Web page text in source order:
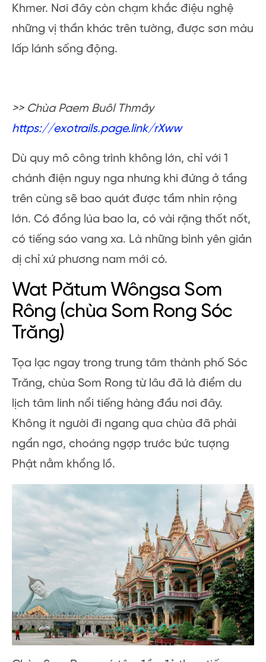
Khmer. Nơi đây còn chạm khắc điệu nghệ
những vị thần khác trên tường, được sơn màu
lấp lánh sống động.
>> Chùa Paem Buôl Thmây
https://exotrails.page.link/rXww
Dù quy mô công trình không lớn, chỉ với 1
chánh điện nguy nga nhưng khi đứng ở tầng
trên cùng sẽ bao quát được tầm nhìn rộng
lớn. Có đồng lúa bao la, có vài rặng thốt nốt,
có tiếng sáo vang xa. Là những bình yên giản
dị chỉ xứ phương nam mới có.
Wat Pătum Wôngsa Som
Rông (chùa Som Rong Sóc
Trăng)
Tọa lạc ngay trong trung tâm thành phố Sóc
Trăng, chùa Som Rong từ lâu đã là điểm du
lịch tâm linh nổi tiếng hàng đầu nơi đây.
Không ít người đi ngang qua chùa đã phải
ngẩn ngơ, choáng ngợp trước bức tượng
Phật nằm khổng lồ.